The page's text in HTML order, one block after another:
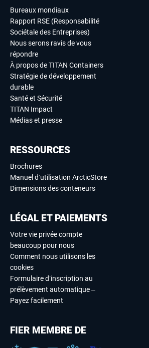
Bureaux mondiaux
Rapport RSE (Responsabilité
Sociétale des Entreprises)
Nous serons ravis de vous
répondre
À propos de TITAN Containers
Stratégie de développement
durable
Santé et Sécurité
TITAN Impact
Médias et presse
RESSOURCES
Brochures
Manuel d’utilisation ArcticStore
Dimensions des conteneurs
LÉGAL ET PAIEMENTS
Votre vie privée compte
beaucoup pour nous
Comment nous utilisons les
cookies
Formulaire d’inscription au
prélèvement automatique –
Payez facilement
FIER MEMBRE DE